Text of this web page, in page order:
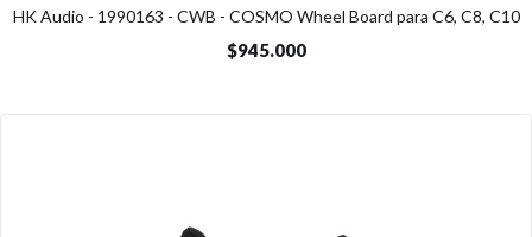
HK Audio - 1990163 - CWB - COSMO Wheel Board para C6, C8, C10
$945.000